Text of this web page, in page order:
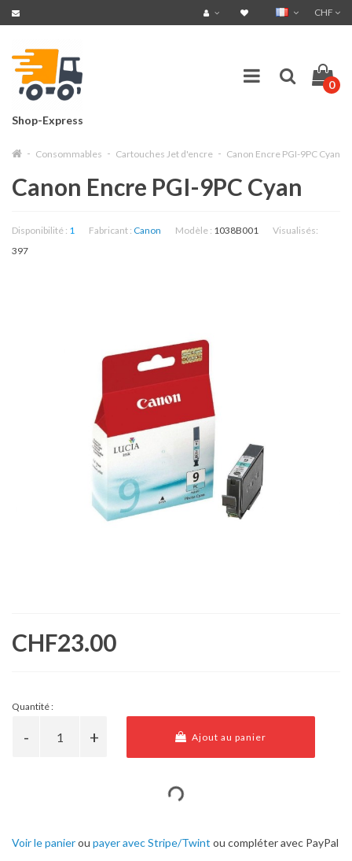
CHF
Shop-Express
0
Consommables Cartouches Jet d'encre Canon Encre PGI-9PC Cyan
Canon Encre PGI-9PC Cyan
Disponibilité : 1 Fabricant : Canon Modèle : 1038B001
Visualisés:
397
CHF23.00
Quantité :
Ajout au panier
Voir le panierou payer avec Stripe/Twint ou compléter avec PayPal